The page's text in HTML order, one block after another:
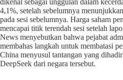
4,1%, setelah sebelumnya
pada sesi sebelumnya. Harga saham
mencapai titik terendah sesi setelah
News menyebutkan bahwa pejabat
membahas langkah untuk membatasi
China menyusul tantangan yang
DeepSeek dari negara tersebut.